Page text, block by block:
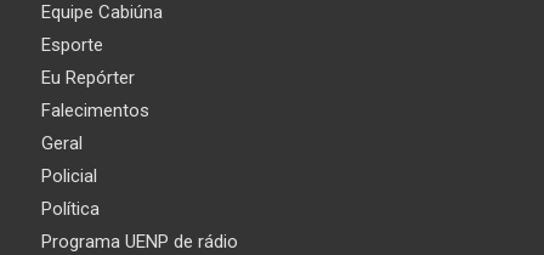
Equipe Cabiúna
Esporte
Eu Repórter
Falecimentos
Geral
Policial
Política
Programa UENP de rádio